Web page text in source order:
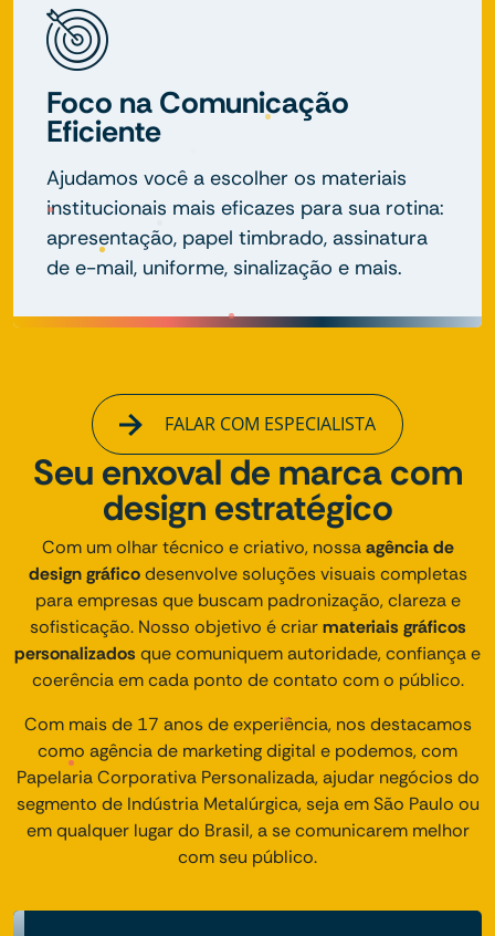
Foco na Comunicação
Eficiente
Ajudamos você a escolher os materiais
institucionais mais eficazes para sua rotina:
apresentação, papel timbrado, assinatura
de e-mail, uniforme, sinalização e mais.
FALAR COM ESPECIALISTA
Seu enxoval de marca com
design estratégico
Com um olhar técnico e criativo, nossaagência de
design gráficodesenvolve soluções visuais completas
para empresas que buscam padronização, clareza e
sofisticação. Nosso objetivo é criarmateriais gráficos
personalizados que comuniquem autoridade, confiança e
coerência em cada ponto de contato com o público.
Com mais de 17 anos de experiência, nos destacamos
como agência de marketing digital e podemos, com
Papelaria Corporativa Personalizada, ajudar negócios do
segmento de Indústria Metalúrgica, seja em São Paulo ou
em qualquer lugar do Brasil, a se comunicarem melhor
com seu público.